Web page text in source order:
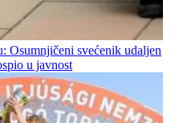
Osumnjičeni svećenik udaljen
u javnost